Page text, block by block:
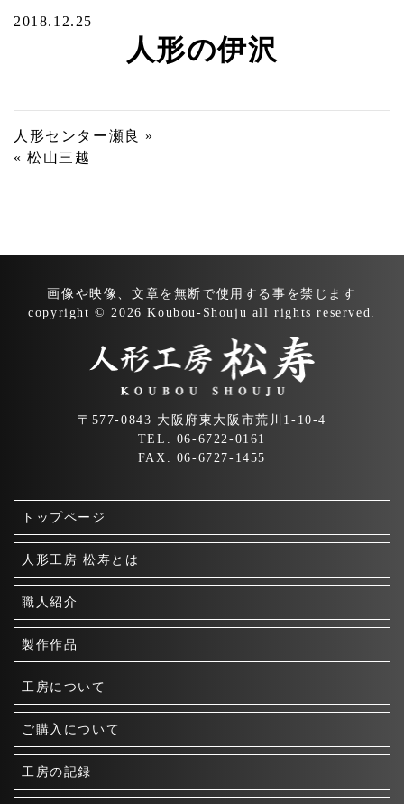
2018.12.25
人形の伊沢
投
稿
ゲ
シ
人形センター瀬良 »
« 松山三越
画像や映像、文章を無断で使用する事を禁じます
copyright © 2026 Koubou-Shouju all rights reserved.
〒577-0843 大阪府東大阪市荒川1-10-4
TEL. 06-6722-0161
FAX. 06-6727-1455
トップページ
人形工房 松寿とは
職人紹介
製作作品
工房について
ご購入について
工房の記録